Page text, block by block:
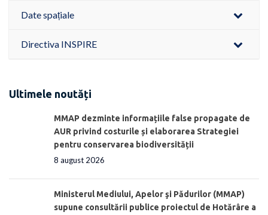
Date spațiale
Directiva INSPIRE
Ultimele noutăți
MMAP dezminte informațiile false propagate de
AUR privind costurile și elaborarea Strategiei
pentru conservarea biodiversității
8 august 2026
Ministerul Mediului, Apelor şi Pădurilor (MMAP)
supune consultării publice proiectul de Hotărâre a